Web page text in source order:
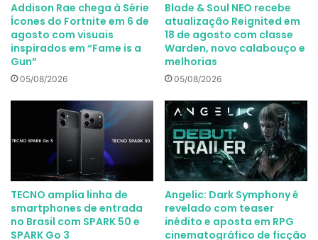
Addison Rae chega à Série
Ícones do Fortnite em 6 de
agosto com visuais
inspirados em “Fame is a
Gun”
05/08/2026
Blade & Soul NEO recebe
atualização Reignited em
18 de agosto com classe
Warden, novo calabouço e
melhorias
05/08/2026
TECNO amplia linha de
smartphones de entrada
no Brasil com SPARK 50 e
SPARK Go 3
Angelic: Dark Symphony é
revelado com teaser
inédito e aposta em RPG
cinematográfico de ficção